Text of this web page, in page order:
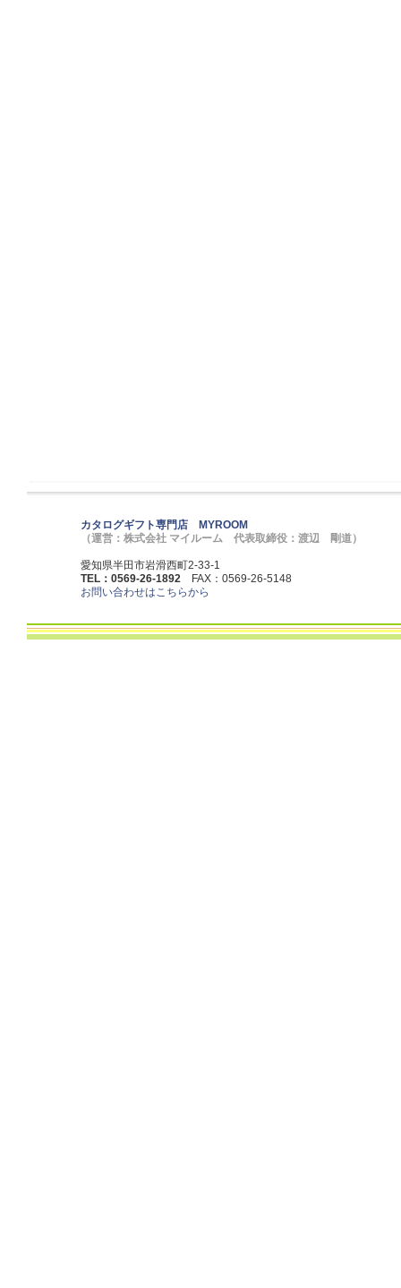
カタログギフト専門店 MYROOM
（運営：株式会社 マイルーム 代表取締役：渡辺 剛道）
愛知県半田市岩滑西町2-33-1
TEL：0569-26-1892 FAX：0569-26-5148
お問い合わせはこちらから